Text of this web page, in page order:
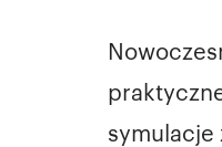
symulacje